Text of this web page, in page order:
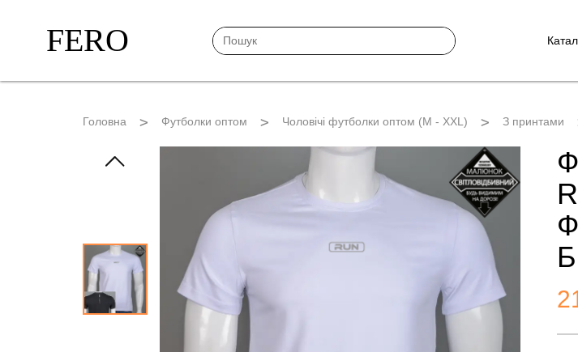
FERO
Головна Футболки оптом Чоловічі футболки оптом (M - XXL) З принтами